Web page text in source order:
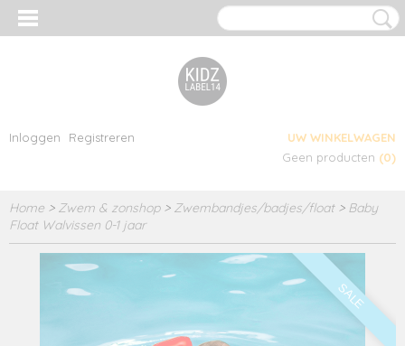
Inloggen Registreren
UW WINKELWAGEN
Geen producten (0)
Home > Zwem & zonshop> Zwembandjes/badjes/float> Baby
Float Walvissen 0-1 jaar
SALE